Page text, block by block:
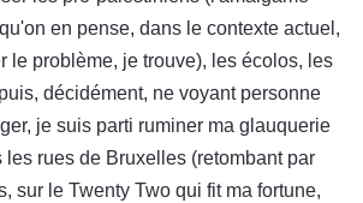
en pense, dans le contexte actuel,
le problème, je trouve), les écolos, les
décidément, ne voyant personne
je suis parti ruminer ma glauquerie
les rues de Bruxelles (retombant par
sur le Twenty Two qui fit ma fortune,